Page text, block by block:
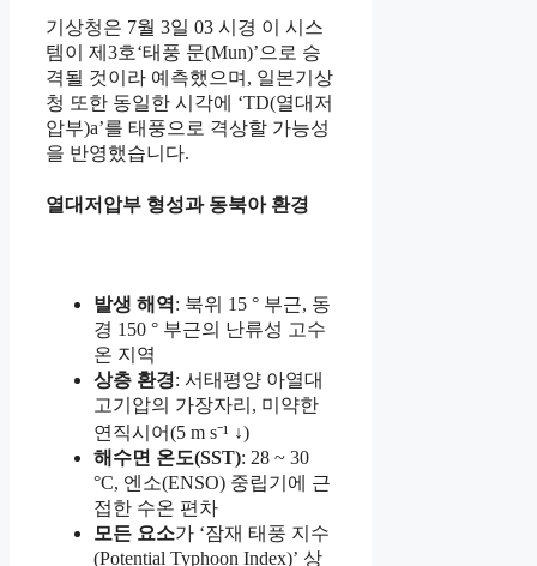
기상청은 7월 3일 03 시경 이 시스
템이 제3호‘태풍 문(Mun)’으로 승
격될 것이라 예측했으며, 일본기상
청 또한 동일한 시각에 ‘TD(열대저
압부)a’를 태풍으로 격상할 가능성
을 반영했습니다.
열대저압부 형성과 동북아 환경
발생 해역 : 북위 15 ° 부근, 동
경 150 ° 부근의 난류성 고수
온 지역
상층 환경: 서태평양 아열대
고기압의 가장자리, 미약한
연직시어(5 m s⁻¹ ↓)
해수면 온도(SST): 28 ~ 30
°C, 엔소(ENSO) 중립기에 근
접한 수온 편차
모든 요소가 ‘잠재 태풍 지수
(Potential Typhoon Index)’ 상